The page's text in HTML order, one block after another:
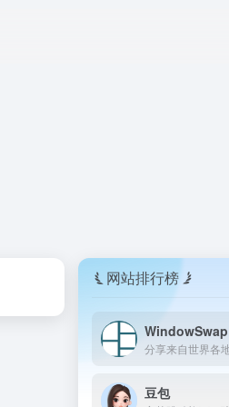
网站排行榜
WindowSwap
分享来自世界各
豆包